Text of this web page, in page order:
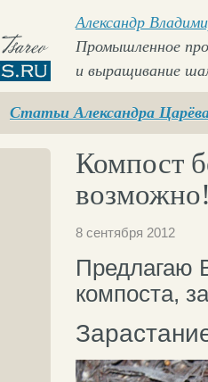
Александр
Промышленное
и выращивание
Статьи Александра
Компост
8 сентября 2012
Предлагаю
компоста,